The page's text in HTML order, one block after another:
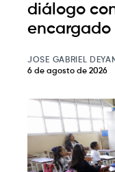
diálogo
encargado
JOSE GABRIEL
6 de agosto de 2026